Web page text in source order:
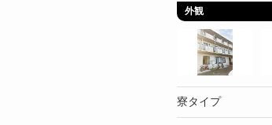
外観
寮タイプ